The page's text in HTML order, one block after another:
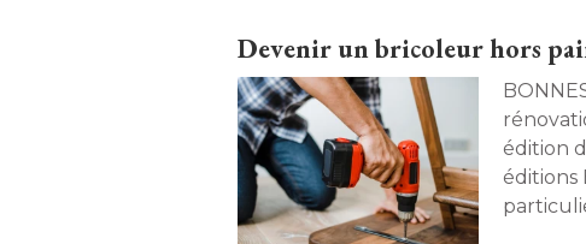
Devenir un bricoleur hors
BONNES
édition
éditions